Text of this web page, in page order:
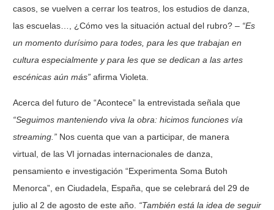
casos, se vuelven a cerrar los teatros, los estudios de danza,
las escuelas…, ¿Cómo ves la situación actual del rubro? – “Es
un momento durísimo para todes, para les que trabajan en
cultura especialmente y para les que se dedican a las artes
escénicas aún más” afirma Violeta.
Acerca del futuro de “Acontece” la entrevistada señala que
“Seguimos manteniendo viva la obra: hicimos funciones vía
streaming.” Nos cuenta que van a participar, de manera
virtual, de las VI jornadas internacionales de danza,
pensamiento e investigación “Experimenta Soma Butoh
Menorca”, en Ciudadela, España, que se celebrará del 29 de
julio al 2 de agosto de este año. “También está la idea de seguir